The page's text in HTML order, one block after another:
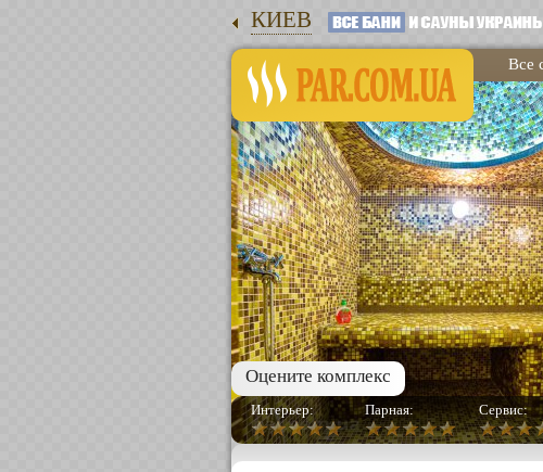
КИЕВ
Все
Оцените комплекс
Интерьер: Парная: Сервис: